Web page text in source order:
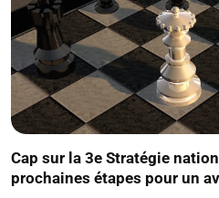
Cap sur la 3e Stratégie
prochaines étapes pour un